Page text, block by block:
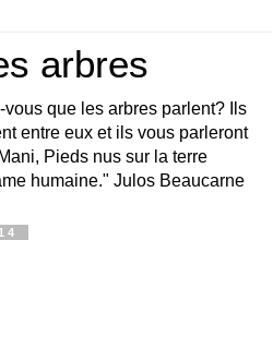
arbres
que les arbres parlent? Ils
entre eux et ils vous parleront
Pieds nus sur la terre
humaine." Julos Beaucarne